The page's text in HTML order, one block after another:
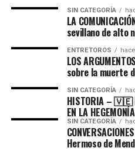
SIN CATEGORÍA
LA
sevillano de alto
ENTRETOROS
LOS
sobre la muerte
SIN CATEGORÍA
HISTORIA – 🇻🇪
EN LA
SIN CATEGORÍA
Hermoso de